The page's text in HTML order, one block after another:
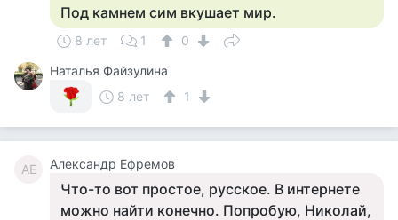
Под камнем сим вкушает мир.
8 лет 1
0
Наталья Файзулина
8 лет
1
АЕ Александр Ефремов
Что-то вот простое, русское. В интернете
можно найти конечно. Попробую, Николай,